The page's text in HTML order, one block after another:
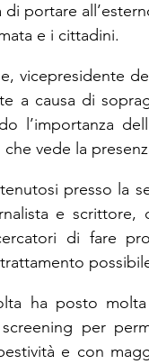
portare
e i cittadini.
vicepresidente
a causa di
l’importanza
vede la
presso la
e scrittore,
di fare
ha posto molta
per
e con